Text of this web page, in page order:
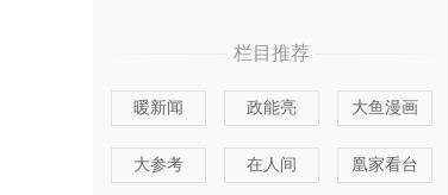
栏目推荐
暖新闻 政能亮 大鱼漫画
大参考 在人间 凰家看台